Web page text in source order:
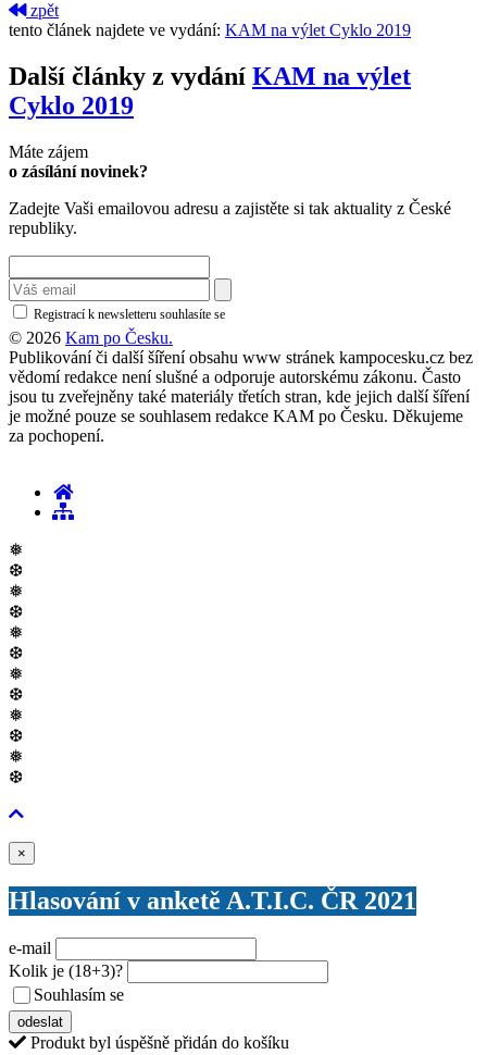
zpět
tento článek najdete ve vydání: KAM na výlet Cyklo 2019
Další články z vydání KAM na výlet
Cyklo 2019
Máte zájem
o zásílání novinek?
Zadejte Vaši emailovou adresu a zajistěte si tak aktuality z České
republiky.
Registrací k newsletteru souhlasíte se
© 2026 Kam po Česku.
Publikování či další šíření obsahu www stránek kampocesku.cz bez
vědomí redakce není slušné a odporuje autorskému zákonu. Často
jsou tu zveřejněny také materiály třetích stran, kde jejich další šíření
je možné pouze se souhlasem redakce KAM po Česku. Děkujeme
za pochopení.
❅
❆
❅
❆
❅
❆
❅
❆
❅
❆
❅
❆
×
Hlasování v anketě A.T.I.C. ČR 2021
e-mail
Kolik je (18+3)?
Souhlasím se
odeslat
Produkt byl úspěšně přidán do košíku